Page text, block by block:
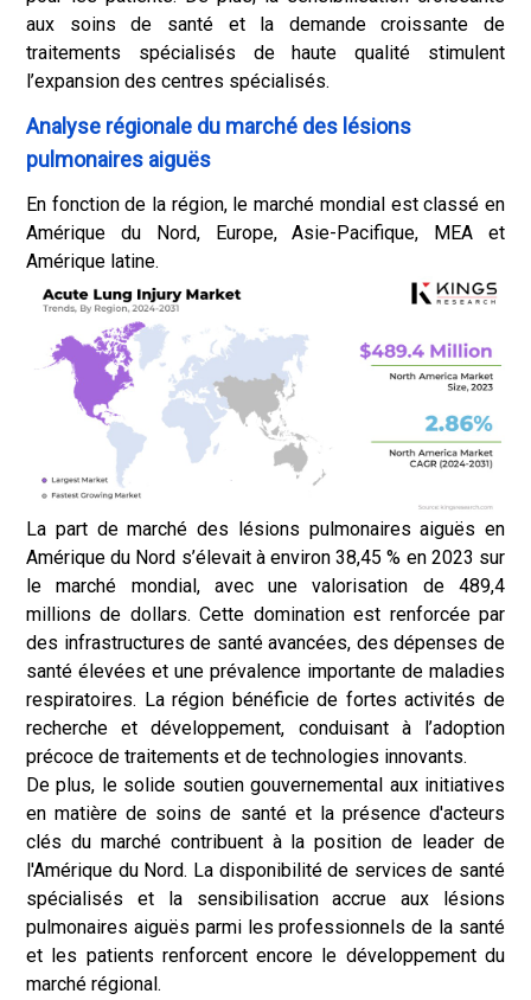
aux soins de santé et la demande croissante de
traitements spécialisés de haute qualité stimulent
l’expansion des centres spécialisés.
Analyse régionale du marché des lésions
pulmonaires aiguës
En fonction de la région, le marché mondial est classé en
Amérique du Nord, Europe, Asie-Pacifique, MEA et
Amérique latine.
La part de marché des lésions pulmonaires aiguës en
Amérique du Nord s’élevait à environ 38,45 % en 2023 sur
le marché mondial, avec une valorisation de 489,4
millions de dollars. Cette domination est renforcée par
des infrastructures de santé avancées, des dépenses de
santé élevées et une prévalence importante de maladies
respiratoires. La région bénéficie de fortes activités de
recherche et développement, conduisant à l’adoption
précoce de traitements et de technologies innovants.
De plus, le solide soutien gouvernemental aux initiatives
en matière de soins de santé et la présence d'acteurs
clés du marché contribuent à la position de leader de
l'Amérique du Nord. La disponibilité de services de santé
spécialisés et la sensibilisation accrue aux lésions
pulmonaires aiguës parmi les professionnels de la santé
et les patients renforcent encore le développement du
marché régional.